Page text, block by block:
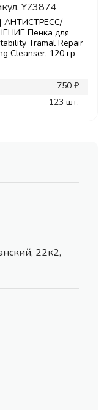
YZ3874
АНТИСТРЕСС/
Пенка для
Tramal Repair
Cleanser, 120 гр
750 ₽
123 шт.
22к2,